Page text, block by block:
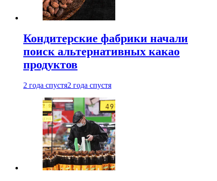
Кондитерские фабрики начали
поиск альтернативных какао
продуктов
2 года спустя2 года спустя